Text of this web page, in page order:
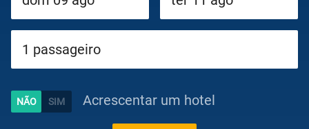
Circuitos
Caraíbas
Acrescentar um hotel